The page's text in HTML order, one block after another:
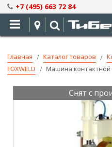
Skip
to
Content
+7 (495) 663 72 84
Главная Каталог товаров
FOXWELD
Машина контактной
Снят с